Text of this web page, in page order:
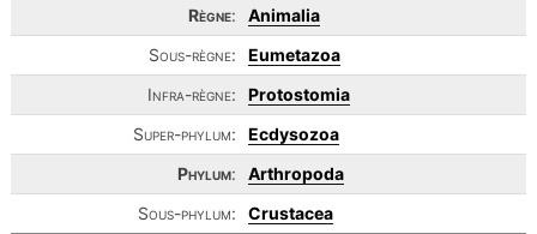
Règne:
Animalia
Sous-règne:
Eumetazoa
Infra-règne:
Protostomia
Super-phylum:
Ecdysozoa
Phylum:
Arthropoda
Sous-phylum:
Crustacea